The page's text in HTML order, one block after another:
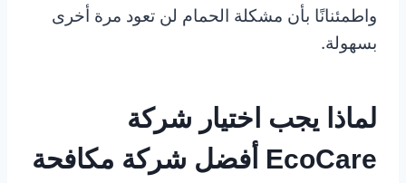
واطمئنانًا بأن مشكلة الحمام لن تعود مرة أخرى
بسهولة.
لماذا يجب اختيار شركة
EcoCare أفضل شركة مكافحة